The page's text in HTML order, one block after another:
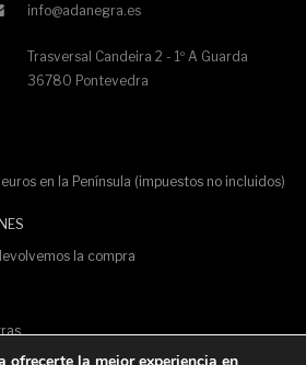
info@adanegra.es
Trasversal Candeira 2 - 1º A Guarda
36780 Pontevedra
en la Península (impuestos no incluidos)
la compra